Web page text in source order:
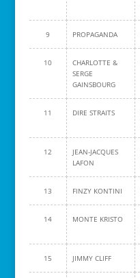
9 PROPAGANDA
10
CHARLOTTE &
SERGE
GAINSBOURG
11 DIRE STRAITS
12
JEAN-JACQUES
LAFON
13 FINZY KONTINI
14 MONTE KRISTO
15 JIMMY CLIFF